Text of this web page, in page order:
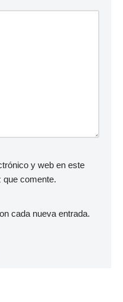
y web en este
que comente.
cada nueva entrada.